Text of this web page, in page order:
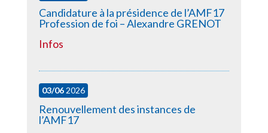
Candidature à la présidence de l’AMF17
Profession de foi – Alexandre GRENOT
Infos
03/062026
Renouvellement des instances de
l’AMF17